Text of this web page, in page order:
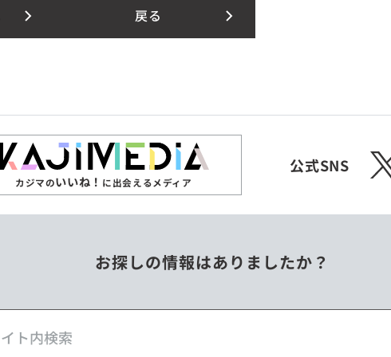
戻る
カジマのいいね！ に出会えるメディア
公式SNS X
お探しの情報はありましたか？